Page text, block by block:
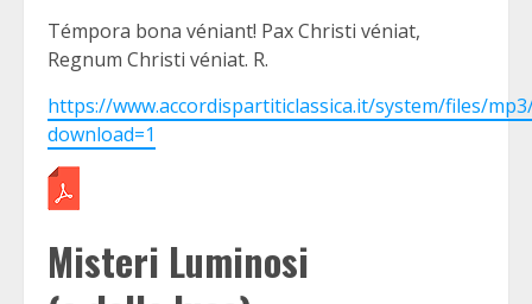
Témpora bona véniant! Pax Christi véniat,
Regnum Christi véniat. R.
https://www.accordispartiticlassica.it/system/files/
download=1
Misteri Luminosi